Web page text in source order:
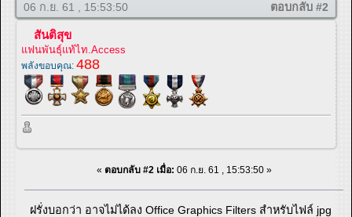
06 ก.ย. 61 , 15:53:50 ตอบกลับ #2
สันติสุข
แฟนพันธุ์แท้ไท.Access
พลังขอบคุณ: 488
« ตอบกลับ #2 เมื่อ: 06 ก.ย. 61 , 15:53:50 »
ฝรั่งบอกว่า อาจไม่ได้ลง Office Graphics Filters สำหรับไฟล์ jpg